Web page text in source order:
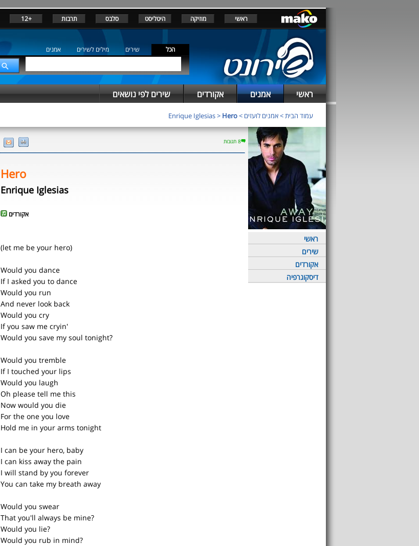
ראשי מוזיקה היטליסט סלבס תרבות +12
הכל שירים מילים לשירים אמנים
ראשי אמנים אקורדים שירים לפי נושאים
עמוד הבית>אמנים לועזים >
Enrique Iglesias> Hero
ראשי
שירים
אקורדים
דיסקוגרפיה
8 תגובות
Hero
Enrique Iglesias
אקורדים
(let me be your hero)
Would you dance
If I asked you to dance
Would you run
And never look back
Would you cry
If you saw me cryin'
Would you save my soul tonight?
Would you tremble
If I touched your lips
Would you laugh
Oh please tell me this
Now would you die
For the one you love
Hold me in your arms tonight
I can be your hero, baby
I can kiss away the pain
I will stand by you forever
You can take my breath away
Would you swear
That you'll always be mine?
Would you lie?
Would you rub in mind?